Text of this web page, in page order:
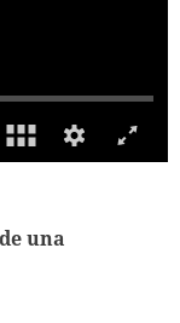
una